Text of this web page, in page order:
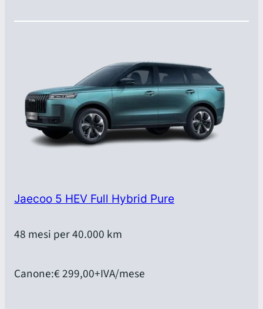
Jaecoo 5 HEV Full Hybrid Pure
48 mesi per 40.000 km
Canone:€ 299,00+IVA/mese